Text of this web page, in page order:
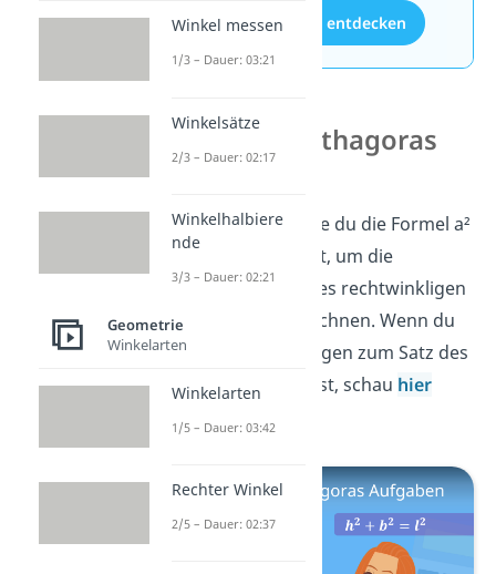
Aufgaben entdecken
Satz des Pythagoras
Aufgaben
Jetzt weißt du, wie du die Formel a²
+ b² = c² umstellst, um die
Seitenlängen eines rechtwinkligen
Dreiecks zu berechnen. Wenn du
noch mehr Übungen zum Satz des
Pythagoras suchst, schau hier
rein.
Winkel messen
1/3 – Dauer: 03:21
Winkelsätze
2/3 – Dauer: 02:17
Winkelhalbiere
nde
3/3 – Dauer: 02:21
Geometrie
Winkelarten
Winkelarten
1/5 – Dauer: 03:42
Rechter Winkel
2/5 – Dauer: 02:37